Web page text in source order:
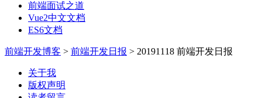
前端面试之道
Vue2中文文档
ES6文档
前端开发博客 > 前端开发日报 > 20191118 前端开发日报
关于我
版权声明